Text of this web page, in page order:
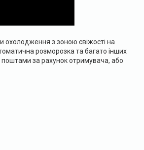
охолодження з зоною свіжості на
розморозка та багато інших
поштами за рахунок отримувача, або